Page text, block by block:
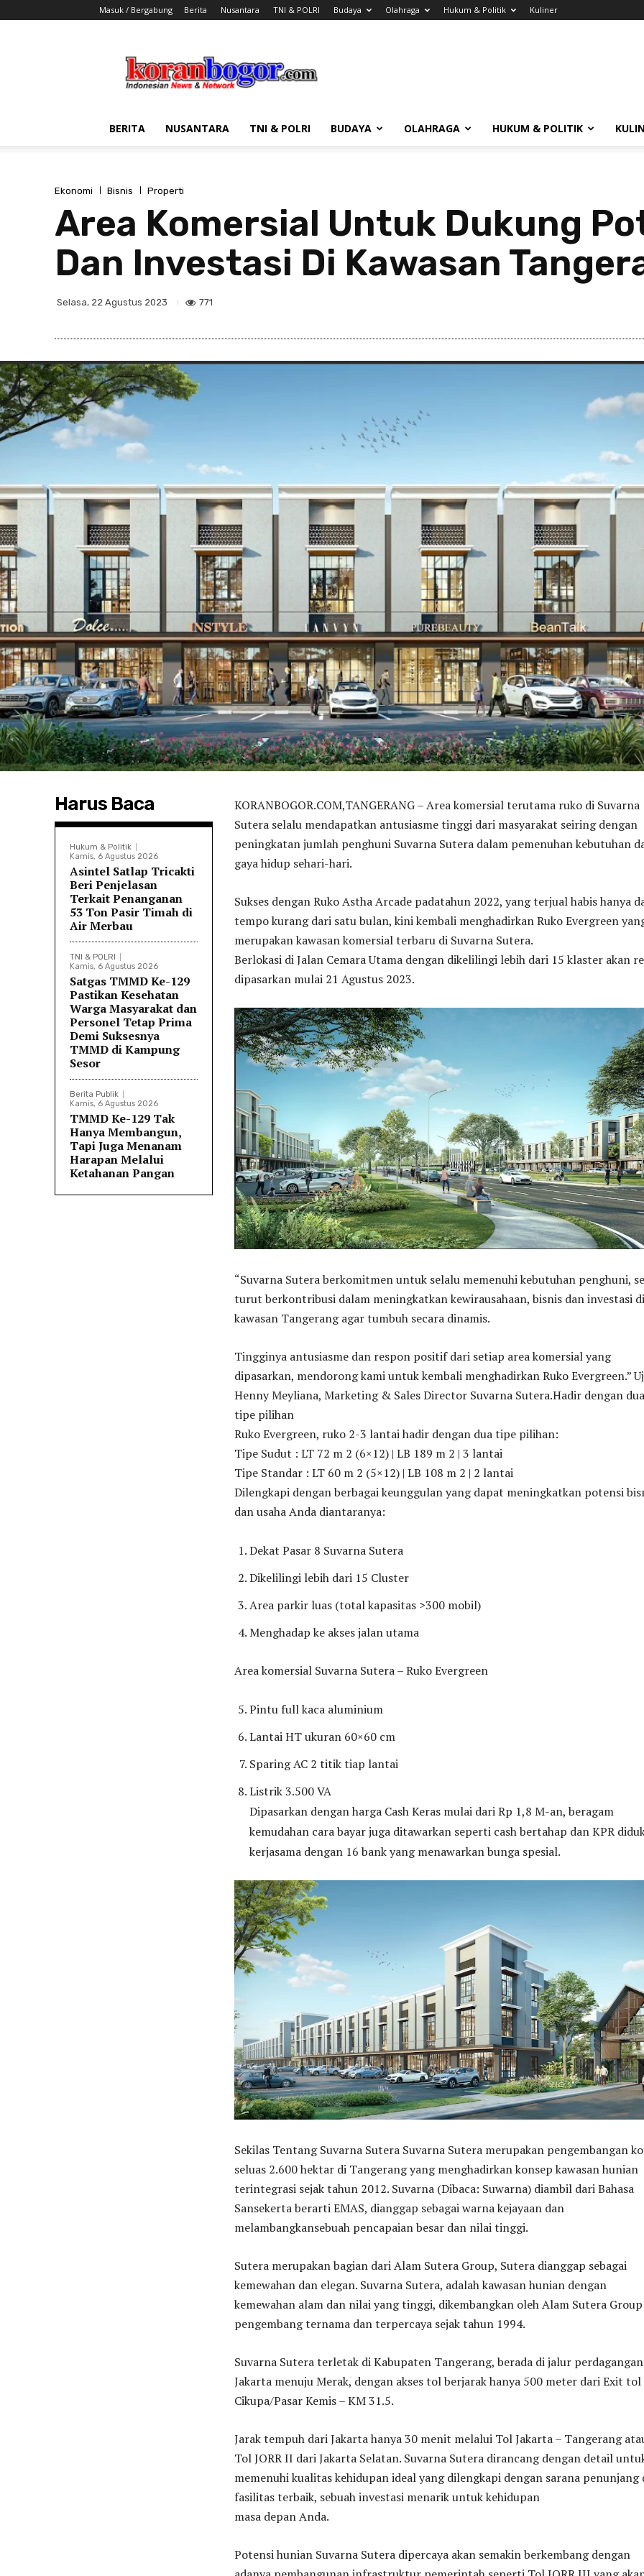
Masuk / Bergabung Berita Nusantara TNI & POLRI Budaya Olahraga Hukum & Politik Kuliner
Bogor
BERITA NUSANTARA TNI & POLRI BUDAYA OLAHRAGA HUKUM & POLITIK
Ekonomi Bisnis Properti
Area Komersial Untuk Dukung
Dan Investasi Di Kawasan
Selasa, 22 Agustus 2023 771
Harus Baca
Hukum & Politik
Kamis, 6 Agustus 2026
Asintel Satlap Tricakti
Beri Penjelasan
Terkait Penanganan
53 Ton Pasir Timah di
Air Merbau
TNI & POLRI
Kamis, 6 Agustus 2026
Satgas TMMD Ke-129
Pastikan Kesehatan
Warga Masyarakat dan
Personel Tetap Prima
Demi Suksesnya
TMMD di Kampung
Sesor
Berita Publik
Kamis, 6 Agustus 2026
TMMD Ke-129 Tak
Hanya Membangun,
Tapi Juga Menanam
Harapan Melalui
Ketahanan Pangan
KORANBOGOR.COM,TANGERANG – Area komersial terutama ruko di Suvarna
Sutera selalu mendapatkan antusiasme tinggi dari masyarakat seiring dengan
peningkatan jumlah penghuni Suvarna Sutera dalam pemenuhan kebutuhan
gaya hidup sehari-hari.
Sukses dengan Ruko Astha Arcade padatahun 2022, yang terjual habis hanya
tempo kurang dari satu bulan, kini kembali menghadirkan Ruko Evergreen
merupakan kawasan komersial terbaru di Suvarna Sutera.
Berlokasi di Jalan Cemara Utama dengan dikelilingi lebih dari 15 klaster akan
dipasarkan mulai 21 Agustus 2023.
“Suvarna Sutera berkomitmen untuk selalu memenuhi kebutuhan penghuni,
turut berkontribusi dalam meningkatkan kewirausahaan, bisnis dan investasi di
kawasan Tangerang agar tumbuh secara dinamis.
Tingginya antusiasme dan respon positif dari setiap area komersial yang
dipasarkan, mendorong kami untuk kembali menghadirkan Ruko Evergreen.”
Henny Meyliana, Marketing & Sales Director Suvarna Sutera.Hadir dengan dua
tipe pilihan
Ruko Evergreen, ruko 2-3 lantai hadir dengan dua tipe pilihan:
Tipe Sudut : LT 72 m 2 (6×12) | LB 189 m 2 | 3 lantai
Tipe Standar : LT 60 m 2 (5×12) | LB 108 m 2 | 2 lantai
Dilengkapi dengan berbagai keunggulan yang dapat meningkatkan potensi
dan usaha Anda diantaranya:
Dekat Pasar 8 Suvarna Sutera
Dikelilingi lebih dari 15 Cluster
Area parkir luas (total kapasitas >300 mobil)
Menghadap ke akses jalan utama
Area komersial Suvarna Sutera – Ruko Evergreen
Pintu full kaca aluminium
Lantai HT ukuran 60×60 cm
Sparing AC 2 titik tiap lantai
Listrik 3.500 VA
Dipasarkan dengan harga Cash Keras mulai dari Rp 1,8 M-an, beragam
kemudahan cara bayar juga ditawarkan seperti cash bertahap dan KPR
kerjasama dengan 16 bank yang menawarkan bunga spesial.
Sekilas Tentang Suvarna Sutera Suvarna Sutera merupakan pengembangan
seluas 2.600 hektar di Tangerang yang menghadirkan konsep kawasan hunian
terintegrasi sejak tahun 2012. Suvarna (Dibaca: Suwarna) diambil dari Bahasa
Sansekerta berarti EMAS, dianggap sebagai warna kejayaan dan
melambangkansebuah pencapaian besar dan nilai tinggi.
Sutera merupakan bagian dari Alam Sutera Group, Sutera dianggap sebagai
kemewahan dan elegan. Suvarna Sutera, adalah kawasan hunian dengan
kemewahan alam dan nilai yang tinggi, dikembangkan oleh Alam Sutera Group
pengembang ternama dan terpercaya sejak tahun 1994.
Suvarna Sutera terletak di Kabupaten Tangerang, berada di jalur perdagangan
Jakarta menuju Merak, dengan akses tol berjarak hanya 500 meter dari Exit tol
Cikupa/Pasar Kemis – KM 31.5.
Jarak tempuh dari Jakarta hanya 30 menit melalui Tol Jakarta – Tangerang
Tol JORR II dari Jakarta Selatan. Suvarna Sutera dirancang dengan detail
memenuhi kualitas kehidupan ideal yang dilengkapi dengan sarana penunjang
fasilitas terbaik, sebuah investasi menarik untuk kehidupan
masa depan Anda.
Potensi hunian Suvarna Sutera dipercaya akan semakin berkembang dengan